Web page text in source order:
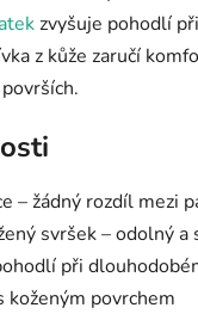
zvyšuje pohodlí
z kůže zaručí
– žádný rozdíl mezi
svršek – odolný a
při
koženým povrchem